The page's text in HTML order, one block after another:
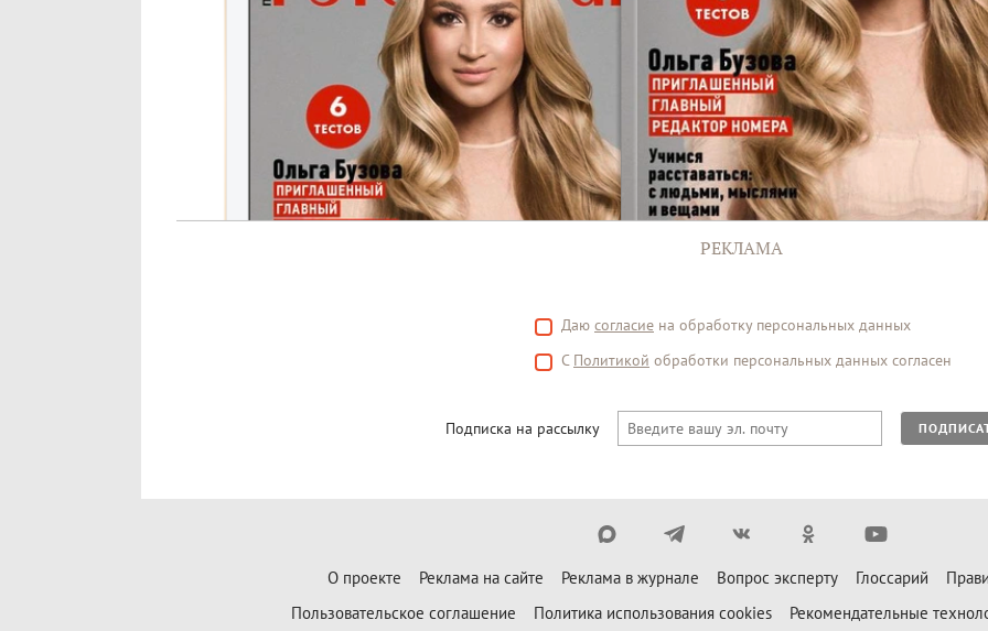
РЕКЛАМА
Даю согласие на обработку персональных данных
С Политикой обработки персональных данных согласен
Подписка на рассылку
О проекте Реклама на сайте Реклама в журнале Вопрос эксперту Глоссарий
Пользовательское соглашение
Политика использования cookies
Рекомендательные